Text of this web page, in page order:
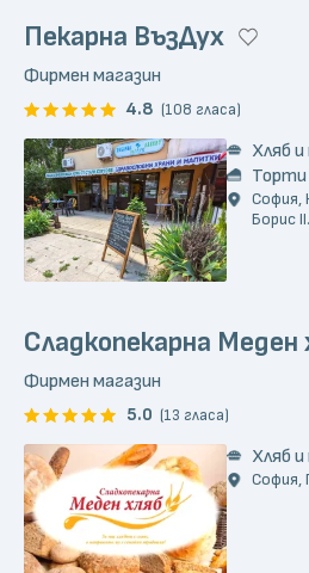
Пекарна ВъзДух
Фирмен магазин
4.8 (108 гласа)
Хляб
Торти
София,
Борис
Сладкопекарна Меден
Фирмен магазин
5.0 (13 гласа)
Хляб
София,